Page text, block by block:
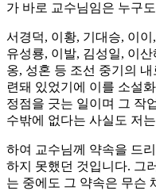
가 바로 교수님임은 누구
서경덕, 이황, 기대승, 이
유성룡, 이발, 김성일, 이
옹, 성혼 등 조선 중기의
련돼 있었기에 이를 소설
정점을 긋는 일이며 그 작
수밖에 없다는 사실도 저
하여 교수님께 약속을 드
하지 못했던 것입니다. 그
는 중에도 그 약속은 무슨